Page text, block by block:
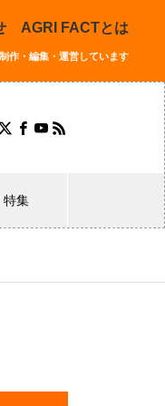
AGRI FACTとは
作・編集・運営しています
特集